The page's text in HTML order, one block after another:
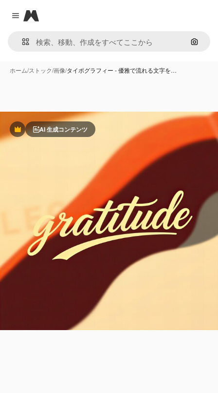
Close menu
Magnific
画像で
ホーム/ストック/画像/タイポグラフィー - 優雅で流れる文字を…
PremiumAI 生成コンテンツ